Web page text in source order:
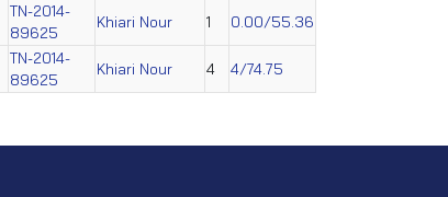
TN-2014-
89625
Khiari Nour 1 0.00/55.36
TN-2014-
89625
Khiari Nour 4 4/74.75